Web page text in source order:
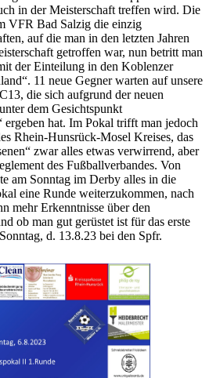
in der Meisterschaft treffen wird. Die
VFR Bad Salzig die einzig
auf die man in den letzten Jahren
getroffen war, nun betritt man
der Einteilung in den Koblenzer
11 neue Gegner warten auf unsere
die sich aufgrund der neuen
dem Gesichtspunkt
ergeben hat. Im Pokal trifft man jedoch
Rhein-Hunsrück-Mosel Kreises, das
zwar alles etwas verwirrend, aber
des Fußballverbandes. Von
am Sonntag im Derby alles in die
eine Runde weiterzukommen, nach
mehr Erkenntnisse über den
ob man gut gerüstet ist für das erste
d. 13.8.23 bei den Spfr.